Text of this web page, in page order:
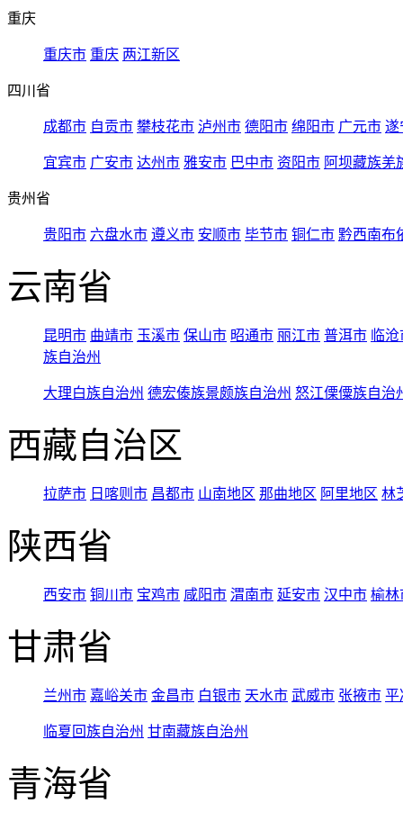
重庆
重庆市 重庆 两江新区
四川省
成都市 自贡市 攀枝花市 泸州市 德阳市 绵阳市 广元市 遂
宜宾市 广安市 达州市 雅安市 巴中市 资阳市 阿坝藏族羌
贵州省
贵阳市 六盘水市 遵义市 安顺市 毕节市 铜仁市 黔西南布
云南省
昆明市 曲靖市 玉溪市 保山市 昭通市 丽江市 普洱市 临
族自治州
大理白族自治州 德宏傣族景颇族自治州 怒江傈僳族自治
西藏自治区
拉萨市 日喀则市 昌都市 山南地区 那曲地区 阿里地区 林
陕西省
西安市 铜川市 宝鸡市 咸阳市 渭南市 延安市 汉中市 榆林
甘肃省
兰州市 嘉峪关市 金昌市 白银市 天水市 武威市 张掖市 平
临夏回族自治州 甘南藏族自治州
青海省